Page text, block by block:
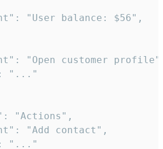
"User balance: $56",
"Open customer
"..."
"Actions",
"Add contact",
"..."